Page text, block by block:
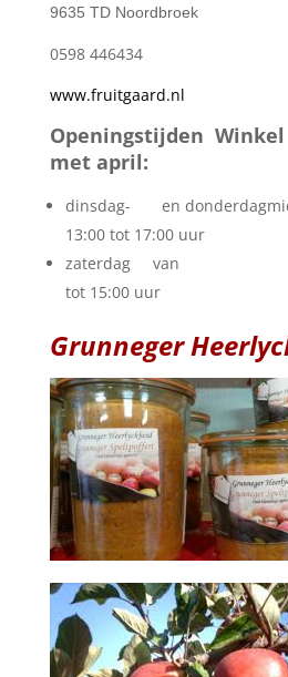
9635 TD Noordbroek
0598 446434
www.fruitgaard.nl
Openingstijden
met april:
dinsdag- en
13:00 tot 17:00 uur
zaterdag
tot 15:00 uur
Grunneger